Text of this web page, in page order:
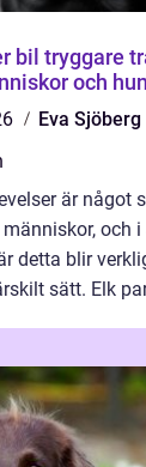
för
och
Eva Sjöberg
är något
och
detta blir
sätt. Elk